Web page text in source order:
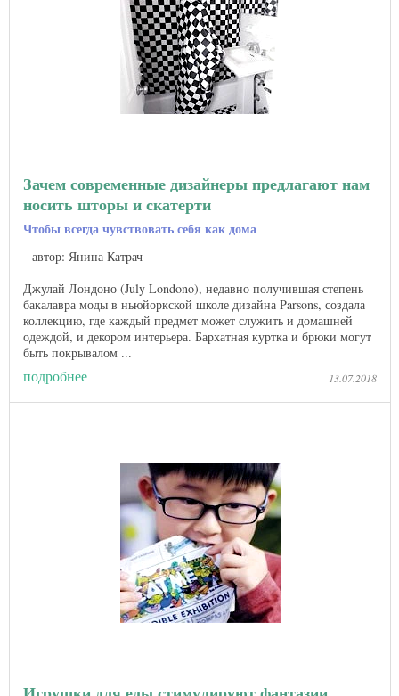
Зачем современные дизайнеры предлагают нам
носить шторы и скатерти
Чтобы всегда чувствовать себя как дома
автор: Янина Катрач
Джулай Лондоно (July Londono), недавно получившая степень
бакалавра моды в ньюйоркской школе дизайна Parsons, создала
коллекцию, где каждый предмет может служить и домашней
одеждой, и декором интерьера. Бархатная куртка и брюки могут
быть покрывалом ...
подробнее 13.07.2018